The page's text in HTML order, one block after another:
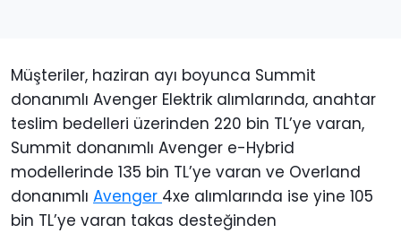
Müşteriler, haziran ayı boyunca Summit
donanımlı Avenger Elektrik alımlarında, anahtar
teslim bedelleri üzerinden 220 bin TL’ye varan,
Summit donanımlı Avenger e-Hybrid
modellerinde 135 bin TL’ye varan ve Overland
donanımlı Avenger 4xe alımlarında ise yine 105
bin TL’ye varan takas desteğinden